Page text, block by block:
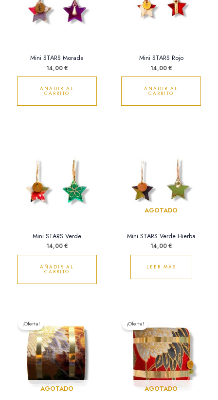
Mini STARS Morada
14,00€
AÑADIR AL
CARRITO
Mini STARS Rojo
14,00€
AÑADIR AL
CARRITO
Mini STARS Verde
14,00€
AÑADIR AL
CARRITO
AGOTADO
Mini STARS Verde Hierba
14,00€
LEER MÁS
AGOTADO
¡Oferta!
original
era:
32,00 €.
actual
es:
25,60 €.
AGOTADO
¡Oferta!
original
era:
32,00 €.
actual
es:
25,60 €.